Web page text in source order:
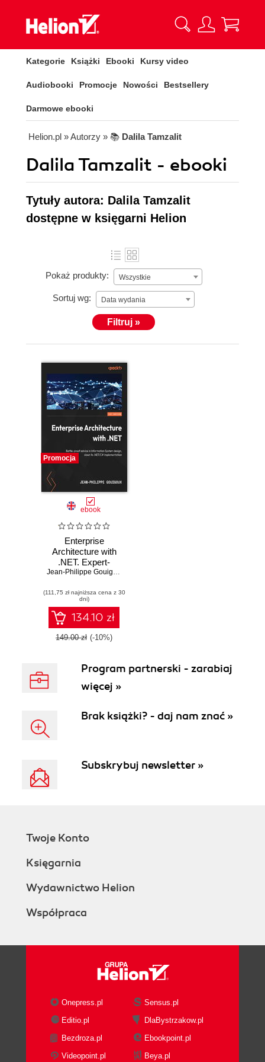
Kategorie Książki Ebooki Kursy video
Audiobooki Promocje Nowości Bestsellery
Darmowe ebooki
Helion.pl » Autorzy » 📚 Dalila Tamzalit
Dalila Tamzalit - ebooki
Tytuły autora: Dalila Tamzalit
dostępne w księgarni Helion
Pokaż produkty: Wszystkie
Sortuj wg: Data wydania
Filtruj »
Promocja
ebook
Enterprise
Architecture with
.NET. Expert-
backed advice for
design, down to
.NET and C#
implementation
Jean-Philippe Gouigoux
(111,75 zł najniższa cena z 30
dni)
134.10 zł
149.00 zł (-10%)
Program partnerski - zarabiaj
więcej »
Brak książki? - daj nam znać »
Subskrybuj newsletter »
Twoje Konto
Księgarnia
Wydawnictwo Helion
Współpraca
Onepress.pl
Sensus.pl
Editio.pl
DlaBystrzakow.pl
Bezdroza.pl
Ebookpoint.pl
Videopoint.pl
Beya.pl